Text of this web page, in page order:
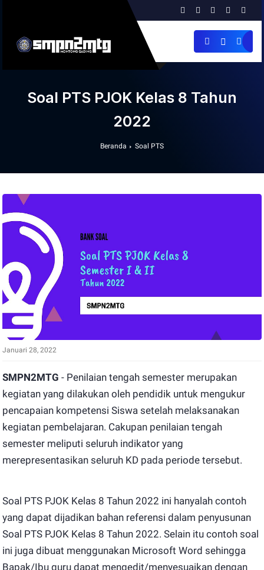
Soal PTS PJOK Kelas 8 Tahun
2022
Beranda Soal PTS
Januari 28, 2022
SMPN2MTG - Penilaian tengah semester merupakan
kegiatan yang dilakukan oleh pendidik untuk mengukur
pencapaian kompetensi Siswa setelah melaksanakan
kegiatan pembelajaran. Cakupan penilaian tengah
semester meliputi seluruh indikator yang
merepresentasikan seluruh KD pada periode tersebut.
Soal PTS PJOK Kelas 8 Tahun 2022 ini hanyalah contoh
yang dapat dijadikan bahan referensi dalam penyusunan
Soal PTS PJOK Kelas 8 Tahun 2022. Selain itu contoh soal
ini juga dibuat menggunakan Microsoft Word sehingga
Bapak/Ibu guru dapat mengedit/menyesuaikan dengan